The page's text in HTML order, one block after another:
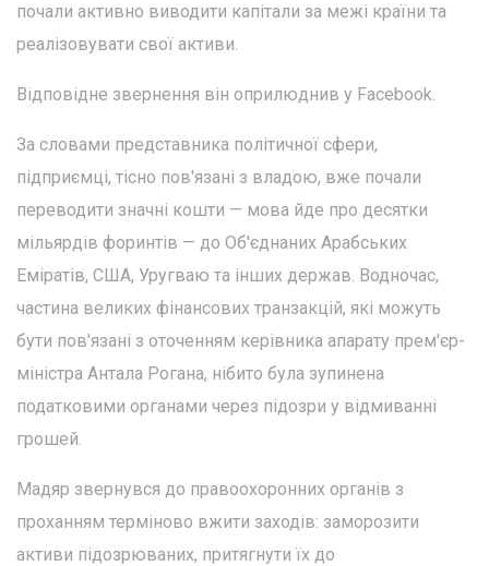
почали активно виводити капітали за межі країни та
реалізовувати свої активи.
Відповідне звернення він оприлюднив у Facebook.
За словами представника політичної сфери,
підприємці, тісно пов'язані з владою, вже почали
переводити значні кошти — мова йде про десятки
мільярдів форинтів — до Об'єднаних Арабських
Еміратів, США, Уругваю та інших держав. Водночас,
частина великих фінансових транзакцій, які можуть
бути пов'язані з оточенням керівника апарату прем'єр-
міністра Антала Рогана, нібито була зупинена
податковими органами через підозри у відмиванні
грошей.
Мадяр звернувся до правоохоронних органів з
проханням терміново вжити заходів: заморозити
активи підозрюваних, притягнути їх до